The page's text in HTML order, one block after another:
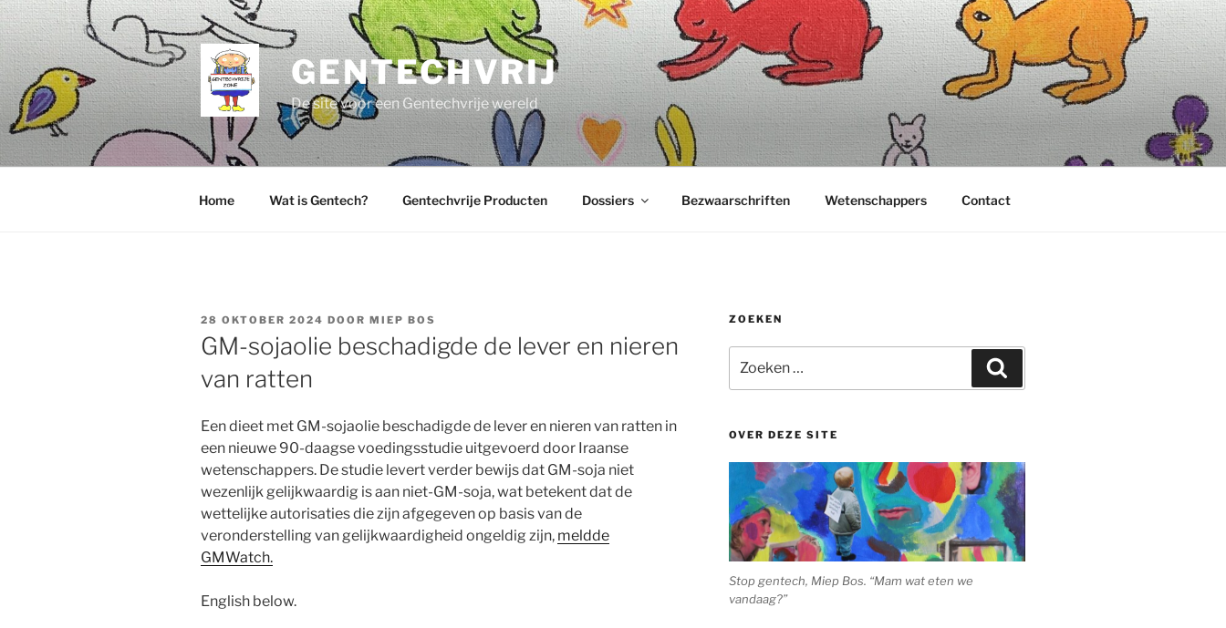
Ga
naar
de
inhoud
GENTECHVRIJ
De site voor een Gentechvrije wereld
Home Wat is Gentech? Gentechvrije Producten Dossiers Bezwaarschriften Wetenschappers Contact
GEPLAATST
OP
28 OKTOBER 2024 DOOR MIEP BOS
GM-sojaolie beschadigde de lever en nieren
van ratten
Een dieet met GM-sojaolie beschadigde de lever en nieren van ratten in
een nieuwe 90-daagse voedingsstudie uitgevoerd door Iraanse
wetenschappers. De studie levert verder bewijs dat GM-soja niet
wezenlijk gelijkwaardig is aan niet-GM-soja, wat betekent dat de
wettelijke autorisaties die zijn afgegeven op basis van de
veronderstelling van gelijkwaardigheid ongeldig zijn, meldde
GMWatch.
English below.
ZOEKEN
naar:
OVER DEZE SITE
Stop gentech, Miep Bos. “Mam wat eten we
vandaag?”